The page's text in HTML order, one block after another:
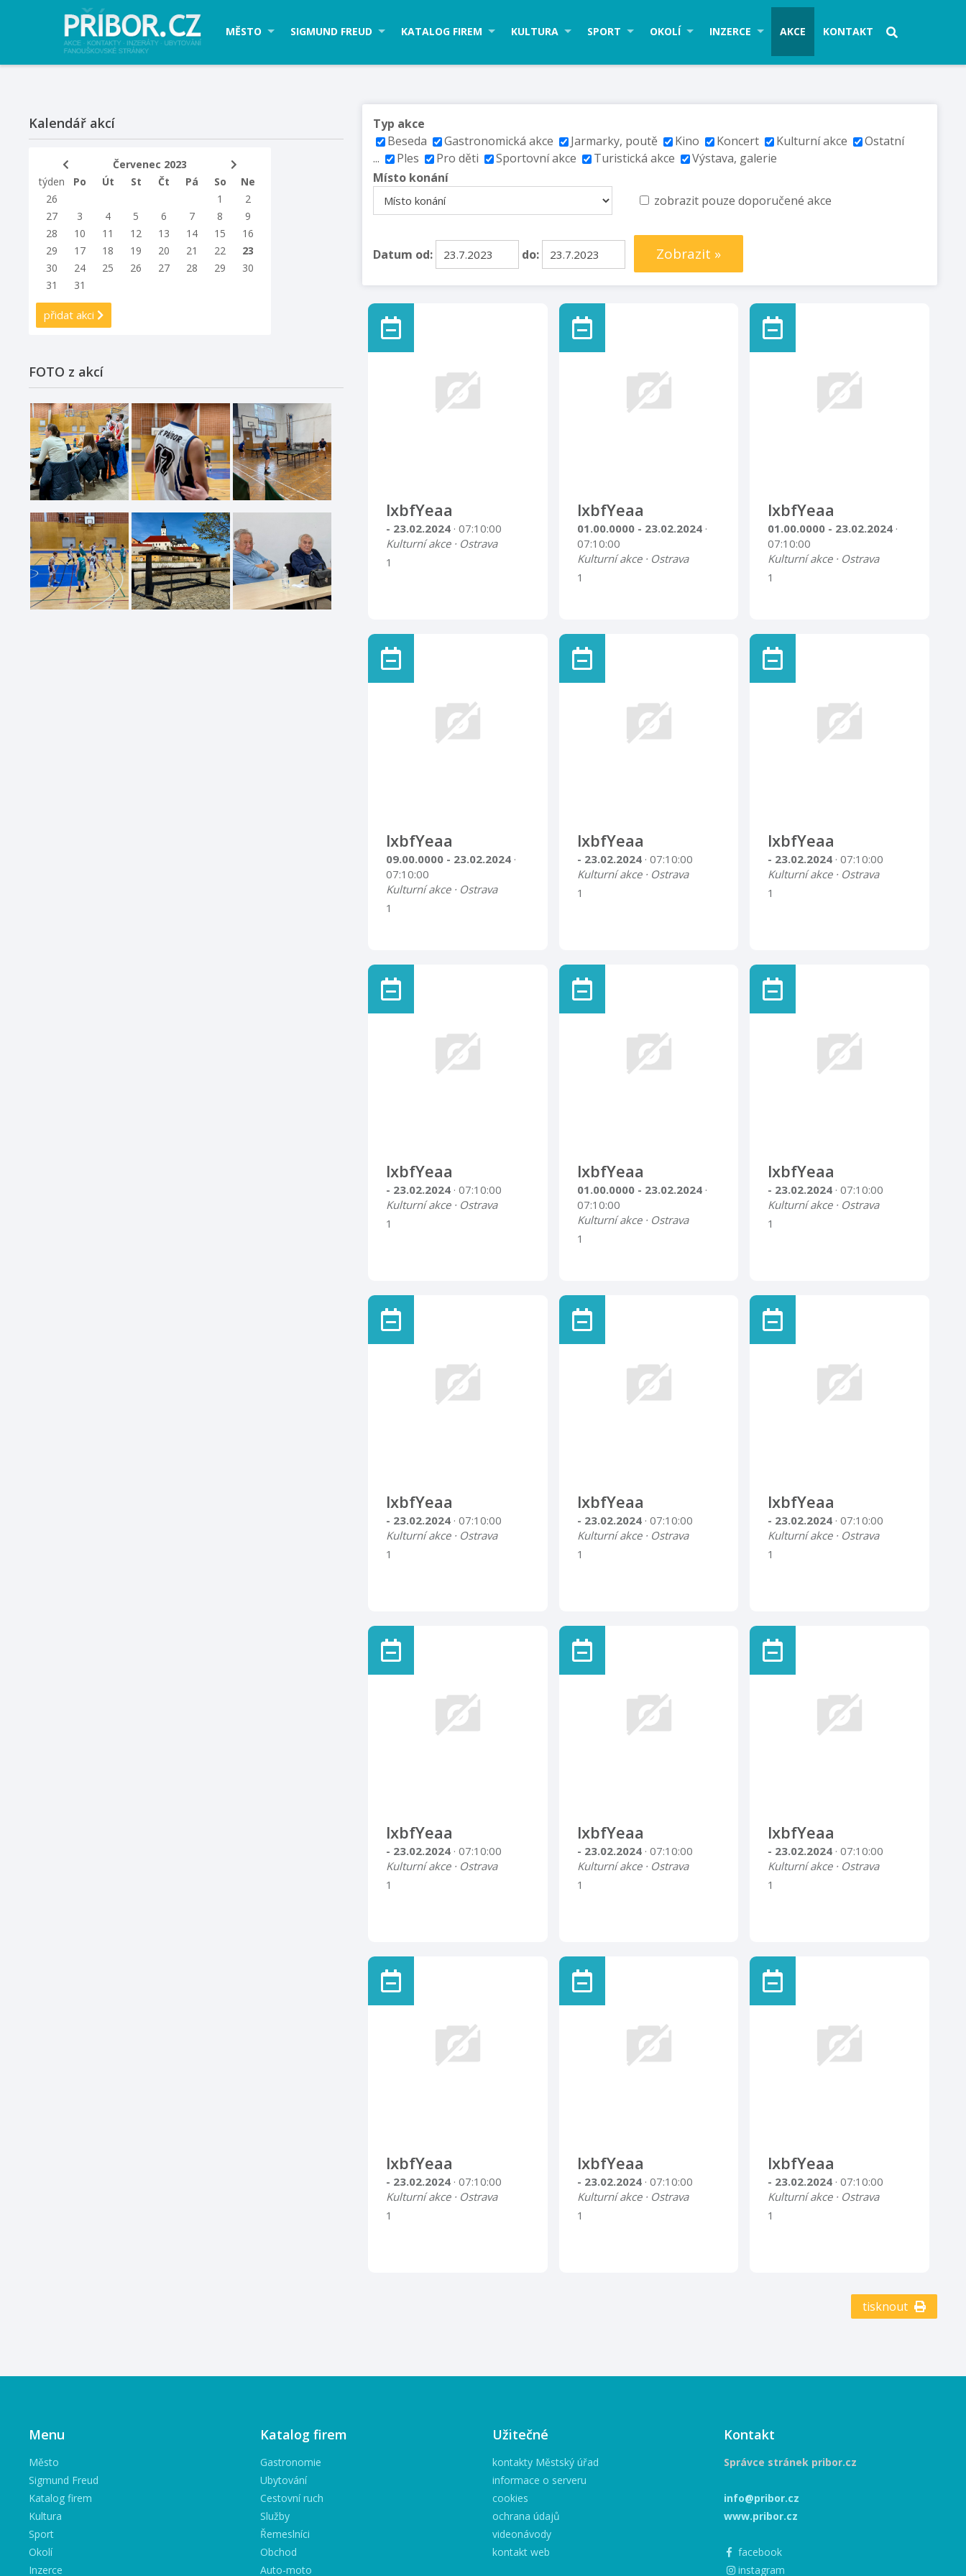
MĚSTO SIGMUND FREUD KATALOG FIREM KULTURA SPORT OKOLÍ INZERCE AKCE KONTAKT
Typ akce
Beseda
Gastronomická akce Jarmarky, poutě Kino Koncert Kulturní akce
Ostatní
...
Ples Pro děti Sportovní akce Turistická akce
Výstava, galerie
Místo konání
zobrazit pouze doporučené akce
Datum od: do: Zobrazit »
lxbfYeaa
- 23.02.2024 · 07:10:00
Kulturní akce · Ostrava
1
lxbfYeaa
01.00.0000 - 23.02.2024 ·
07:10:00
Kulturní akce · Ostrava
1
lxbfYeaa
01.00.0000 - 23.02.2024 ·
07:10:00
Kulturní akce · Ostrava
1
lxbfYeaa
09.00.0000 - 23.02.2024 ·
07:10:00
Kulturní akce · Ostrava
1
lxbfYeaa
- 23.02.2024 · 07:10:00
Kulturní akce · Ostrava
1
lxbfYeaa
- 23.02.2024 · 07:10:00
Kulturní akce · Ostrava
1
lxbfYeaa
- 23.02.2024 · 07:10:00
Kulturní akce · Ostrava
1
lxbfYeaa
01.00.0000 - 23.02.2024 ·
07:10:00
Kulturní akce · Ostrava
1
lxbfYeaa
- 23.02.2024 · 07:10:00
Kulturní akce · Ostrava
1
lxbfYeaa
- 23.02.2024 · 07:10:00
Kulturní akce · Ostrava
1
lxbfYeaa
- 23.02.2024 · 07:10:00
Kulturní akce · Ostrava
1
lxbfYeaa
- 23.02.2024 · 07:10:00
Kulturní akce · Ostrava
1
lxbfYeaa
- 23.02.2024 · 07:10:00
Kulturní akce · Ostrava
1
lxbfYeaa
- 23.02.2024 · 07:10:00
Kulturní akce · Ostrava
1
lxbfYeaa
- 23.02.2024 · 07:10:00
Kulturní akce · Ostrava
1
lxbfYeaa
- 23.02.2024 · 07:10:00
Kulturní akce · Ostrava
1
lxbfYeaa
- 23.02.2024 · 07:10:00
Kulturní akce · Ostrava
1
lxbfYeaa
- 23.02.2024 · 07:10:00
Kulturní akce · Ostrava
1
tisknout
Kalendář akcí
Červenec 2023
týden
Po Út St Čt Pá So
Ne
26
1
2
27
3 4 5 6 7 8
9
28
10 11 12 13 14 15
16
29
17 18 19 20 21 22
23
30
24 25 26 27 28 29
30
31
31
přidat akci
FOTO z akcí
Menu
Město
Sigmund Freud
Katalog firem
Kultura
Sport
Okolí
Inzerce
Katalog firem
Gastronomie
Ubytování
Cestovní ruch
Služby
Řemeslníci
Obchod
Auto-moto
Užitečné
kontakty Městský úřad
informace o serveru
cookies
ochrana údajů
videonávody
kontakt web
Kontakt
Správce stránek pribor.cz
info@pribor.cz
www.pribor.cz
facebook
instagram